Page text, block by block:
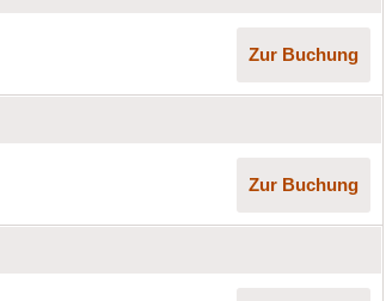
Zur Buchung
Zur Buchung